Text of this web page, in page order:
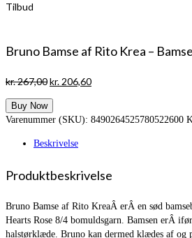
Tilbud
Bruno Bamse af Rito Krea –
kr.267,00Den
pris
var:
kr. 206,60Den
er:
Buy Now
Varenummer (SKU): 8490264525780522600
Beskrivelse
Produktbeskrivelse
Bruno Bamse af Rito KreaÂ erÂ en sød
Hearts Rose 8/4 bomuldsgarn. Bamsen erÂ
halstørklæde. Bruno kan dermed klædes af og